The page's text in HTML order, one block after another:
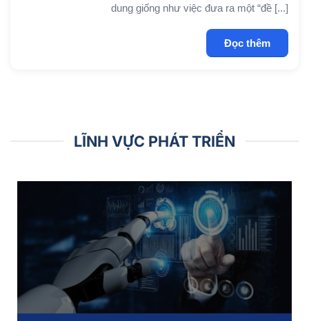
dung giống như việc đưa ra một “đề [...]
Đọc thêm
LĨNH VỰC PHÁT TRIỂN